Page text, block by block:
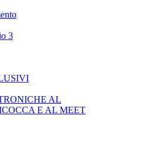
3
AL
E AL MEET